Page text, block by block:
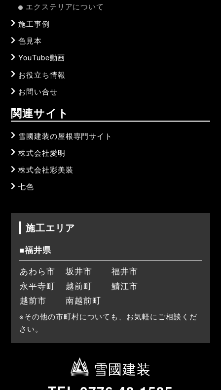
エクステリアについて
施工事例
色見本
YouTube動画
お役立ち情報
お問い合せ
関連サイト
雪國建装の屋根専門サイト
株式会社愛明
株式会社彩美装
七色
施工エリア
■福井県
あわら市
坂井市
福井市
永平寺町
越前町
鯖江市
越前市
南越前町
※その他の市町村についても、お気軽にご相談くだ
さい。
雪國建装